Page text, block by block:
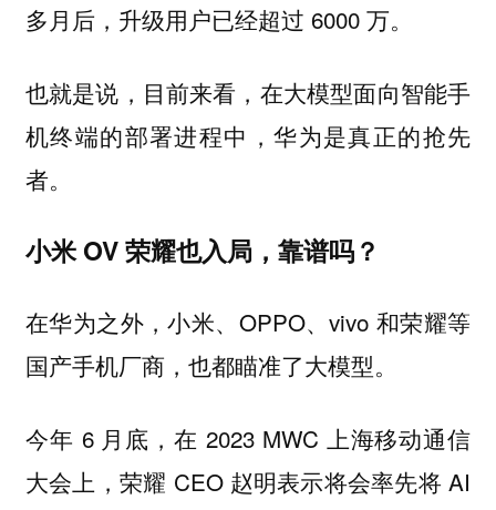
多月后，升级用户已经超过 6000 万。
也就是说，目前来看，在大模型面向智能手
机终端的部署进程中，华为是真正的抢先
者。
小米 OV 荣耀也入局，靠谱吗？
在华为之外，小米、OPPO、vivo 和荣耀等
国产手机厂商，也都瞄准了大模型。
今年 6 月底，在 2023 MWC 上海移动通信
大会上，荣耀 CEO 赵明表示将会率先将 AI